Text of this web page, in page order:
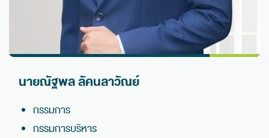
นายณัฐพล ลัคนลาวัณย์
กรรมการ
กรรมการบริหาร